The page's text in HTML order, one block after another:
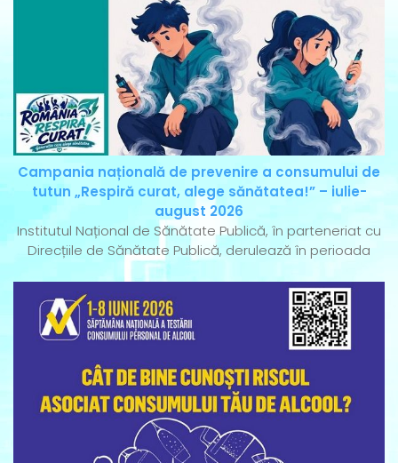
Campania națională de prevenire a consumului de
tutun „Respiră curat, alege sănătatea!” – iulie-
august 2026
Institutul Național de Sănătate Publică, în parteneriat cu
Direcțiile de Sănătate Publică, derulează în perioada